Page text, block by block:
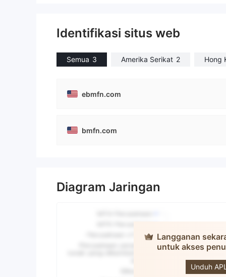
Identifikasi situs web
Semua 3 Amerika Serikat 2 Hong
ebmfn.com
bmfn.com
Diagram Jaringan
Langganan
untuk akses
Unduh